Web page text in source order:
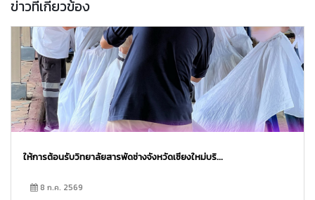
ข่าวที่เกี่ยวข้อง
ให้การต้อนรับวิทยาลัยสารพัดช่างจังหวัดเชียงใหม่บริ...
8 ก.ค. 2569